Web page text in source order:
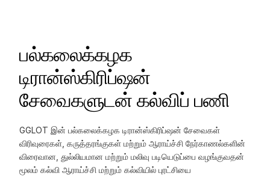
பல்கலைக்கழக
டிரான்ஸ்கிரிப்ஷன்
சேவைகளுடன் கல்விப் பணி
GGLOT இன் பல்கலைக்கழக டிரான்ஸ்கிரிப்ஷன் சேவைகள்
விரிவுரைகள், கருத்தரங்குகள் மற்றும் ஆராய்ச்சி நேர்காணல்களின்
விரைவான, துல்லியமான மற்றும் மலிவு படியெடுப்பை வழங்குவதன்
மூலம் கல்வி ஆராய்ச்சி மற்றும் கல்வியில் புரட்சியை